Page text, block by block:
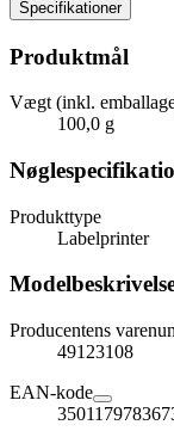
Specifikationer
Produktmål
Vægt (inkl.
100,0 g
Produkttype
Labelprinter
Producentens
49123108
EAN-kode